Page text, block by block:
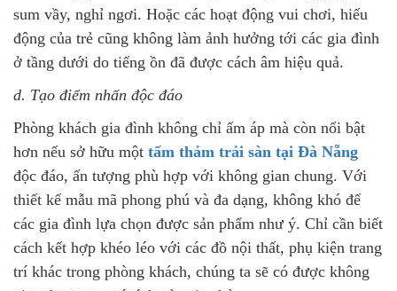
sum vầy, nghỉ ngơi. Hoặc các hoạt động vui chơi, hiếu
động của trẻ cũng không làm ảnh hưởng tới các gia đình
ở tầng dưới do tiếng ồn đã được cách âm hiệu quả.
d. Tạo điểm nhấn độc đáo
Phòng khách gia đình không chỉ ấm áp mà còn nổi bật
hơn nếu sở hữu một tấm thảm trải sàn tại Đà Nẵng
độc đáo, ấn tượng phù hợp với không gian chung. Với
thiết kế mẫu mã phong phú và đa dạng, không khó để
các gia đình lựa chọn được sản phẩm như ý. Chỉ cần biết
cách kết hợp khéo léo với các đồ nội thất, phụ kiện trang
trí khác trong phòng khách, chúng ta sẽ có được không